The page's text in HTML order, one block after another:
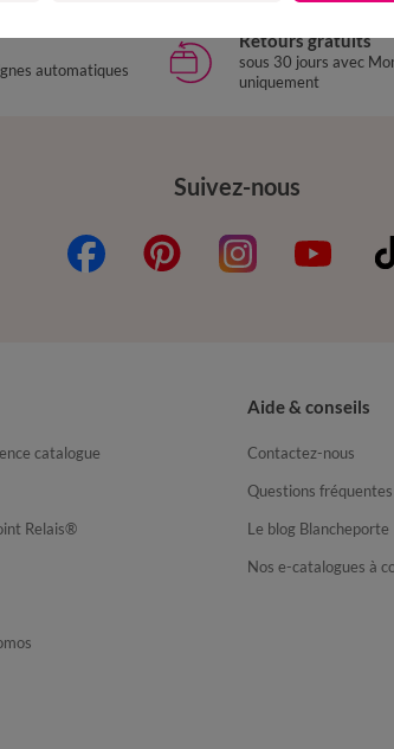
automatiques
Retours gratuits
sous 30 jours avec
uniquement
Suivez-nous
catalogue
Relais®
Aide & conseils
Contactez-nous
Questions fréquentes
Le blog Blancheporte
Nos e-catalogues à